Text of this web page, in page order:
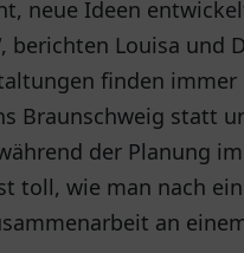
neue Ideen
berichten Louisa und
finden immer
Braunschweig statt
der Planung
toll, wie man nach
an